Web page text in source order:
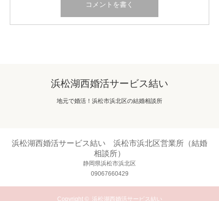
浜松湖西婚活サービス結い
地元で婚活！浜松市浜北区の結婚相談所
浜松湖西婚活サービス結い 浜松市浜北区営業所（結婚
相談所）
静岡県浜松市浜北区
09067660429
Copyright © 浜松湖西婚活サービス結い